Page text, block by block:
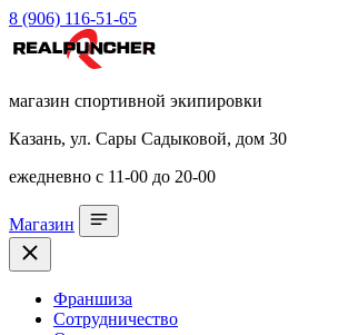
8 (906) 116-51-65
магазин спортивной экипировки
Казань, ул. Сары Садыковой, дом 30
ежедневно с 11-00 до 20-00
Магазин
Франшиза
Сотрудничество